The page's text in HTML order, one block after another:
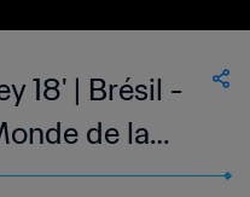
18' | Brésil -
de la